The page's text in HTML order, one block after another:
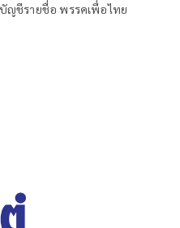
ญชีรายชื่อ พรรคเพื่อไทย